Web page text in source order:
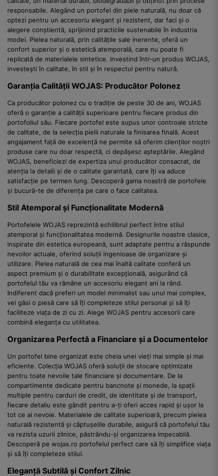
responsabile. Alegând un portofel din piele naturală, nu doar că
optezi pentru un accesoriu elegant și rezistent, dar faci și o
alegere conștientă, sprijinind practicile sustenabile în industria
modei. Pielea naturală, prin calitățile sale inerente, oferă un
confort superior și o estetică atemporală, care nu poate fi
replicată de materialele sintetice. Investind într-un produs WOJAS,
investești în calitate, în stil și în respectul pentru natură.
Garanția Calității WOJAS: Producător Polonez
Ca producător polonez cu o tradiție de peste 30 de ani, WOJAS
oferă o garanție a calității superioare pentru fiecare produs din
portofoliul său. Fiecare portofel este supus unor controale stricte
de calitate, de la selecția pielii naturale la finisarea finală. Acest
angajament față de excelență ne permite să oferim clienților noștri
produse care nu doar respectă, ci depășesc așteptările. Alegând
WOJAS, beneficiezi de expertiza unui producător consacrat, de
atenția la detalii și de o calitate garantată, care îți va aduce
satisfacție pe termen lung. Descoperă gama noastră de portofele
și bucură-te de diferența pe care o face calitatea.
Stil Atemporal și Funcționalitate Modernă
Portofelele WOJAS reprezintă echilibrul perfect între stilul
atemporal și funcționalitatea modernă. Designurile noastre clasice,
inspirate din estetica europeană, sunt adaptate pentru a răspunde
nevoilor actuale, oferind soluții ingenioase de organizare și
utilizare. Pielea naturală de cea mai înaltă calitate conferă un
aspect premium și o durabilitate excepțională, asigurând că
portofelul tău va rămâne un accesoriu elegant ani la rând.
Indiferent dacă preferi un model minimalist sau unul mai complex,
vei găsi o piesă care să îți completeze stilul personal și să îți
faciliteze viața de zi cu zi. Alege WOJAS pentru accesorii care
combină eleganța cu utilitatea.
Organizarea Perfectă a Financiare și a Documentelor
Un portofel bine organizat este cheia unei vieți mai simple și mai
eficiente. Colecția WOJAS oferă soluții de stocare optimizate
pentru toate nevoile tale financiare și documentare. De la
compartimente dedicate pentru bancnote și monede, la spații
multiple pentru carduri de credit, de identitate și de transport,
fiecare detaliu este gândit pentru a-ți oferi acces rapid și ușor la
tot ce ai nevoie. Materialele de calitate superioară, precum pielea
naturală rezistentă și căptușelile durabile, asigură că portofelul tău
va rezista uzurii zilnice, păstrându-și organizarea impecabilă.
Descoperă pe wojas.ro portofelul perfect care să îți simplifice viața
și să îți completeze stilul.
Eleganță Subtilă și Confort Zilnic